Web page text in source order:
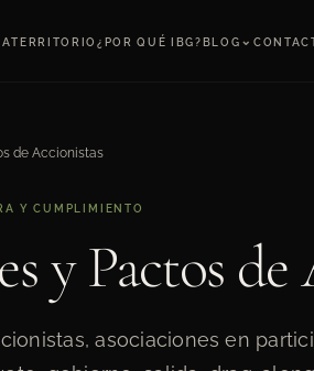
TERRITORIO ¿POR QUÉ IBG?BLOG ⌄
de Accionistas
Y CUMPLIMIENTO
y Pactos
asociaciones en